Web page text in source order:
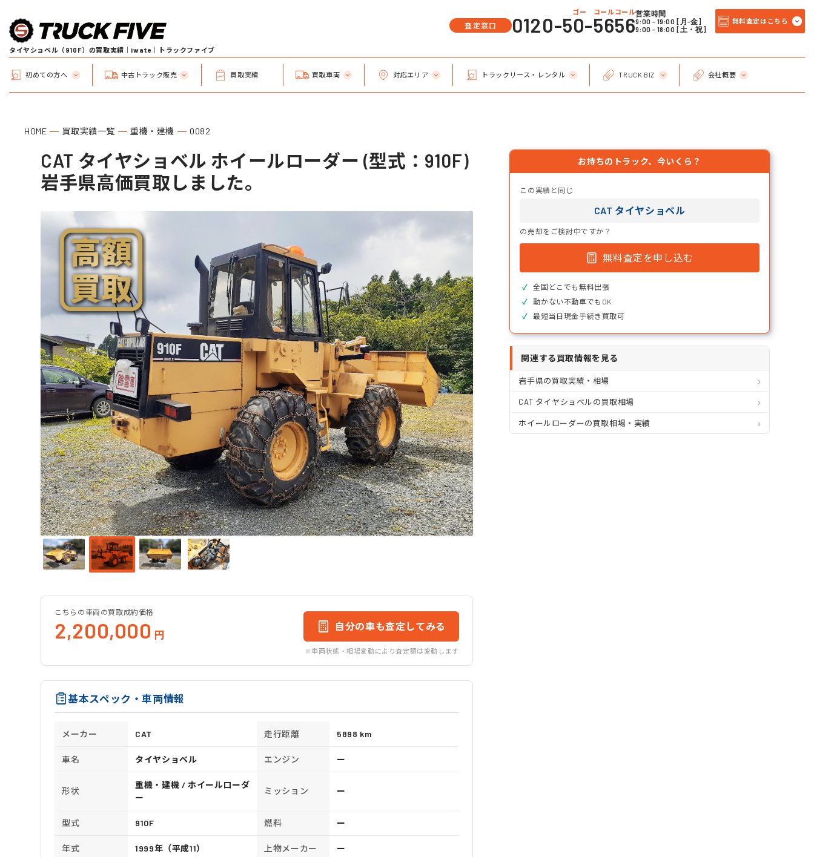
タイヤショベル（910F）の買取実績｜iwate｜トラックファイブ
査定窓口
ゴー コールコール
0120-50-5656営業時間
9:00 - 19:00 [月-金]
9:00 - 18:00 [土・祝]
無料査定はこちら
初めての方へ 中古トラック販売 買取実績 買取車両 対応エリア トラックリース・レンタル TRUCK BIZ 会社概要
HOME 買取実績一覧 重機・建機 0082
CAT タイヤショベル ホイールローダー (型式：910F)
岩手県高価買取しました。
こちらの車両の買取成約価格
2,200,000 円
自分の車も査定してみる
※車両状態・相場変動により査定額は変動します
基本スペック・車両情報
メーカー CAT 走行距離 5898 km
車名 タイヤショベル エンジン ー
形状
重機・建機 / ホイールローダ
ー
ミッション ー
型式 910F 燃料 ー
年式 1999年（平成11） 上物メーカー ー
お持ちのトラック、今いくら？
この実績と同じ
CAT タイヤショベル
の売却をご検討中ですか？
無料査定を申し込む
全国どこでも無料出張
動かない不動車でもOK
最短当日現金手続き買取可
関連する買取情報を見る
岩手県の買取実績・相場
CAT タイヤショベルの買取相場
ホイールローダーの買取相場・実績